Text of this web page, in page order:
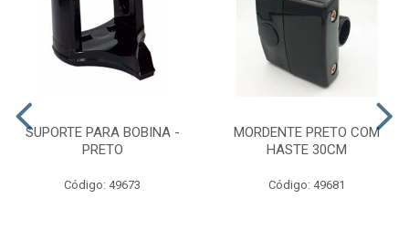
SUPORTE PARA BOBINA -
PRETO
Código: 49673
MORDENTE PRETO COM
HASTE 30CM
Código: 49681